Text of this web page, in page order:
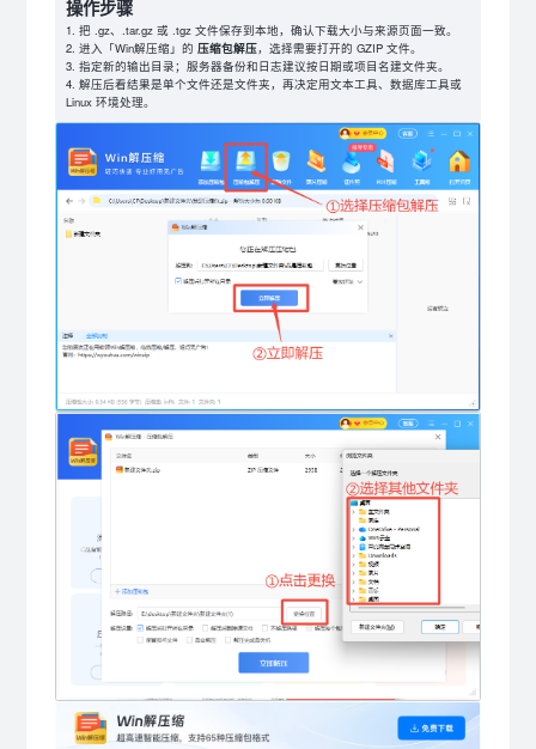
操作步骤
把 .gz、.tar.gz 或 .tgz 文件保存到本地，确认下载大小与来源页面一致。
进入「Win解压缩」的压缩包解压，选择需要打开的 GZIP 文件。
指定新的输出目录；服务器备份和日志建议按日期或项目名建文件夹。
解压后看结果是单个文件还是文件夹，再决定用文本工具、数据库工具或
Linux 环境处理。